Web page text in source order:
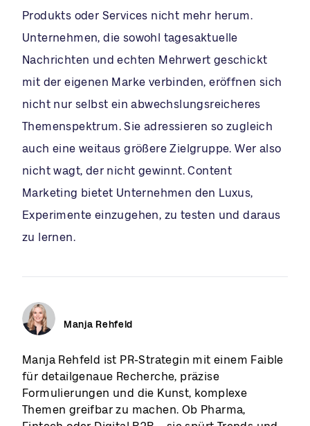
Produkts oder Services nicht mehr herum.
Unternehmen, die sowohl tagesaktuelle
Nachrichten und echten Mehrwert geschickt
mit der eigenen Marke verbinden, eröffnen sich
nicht nur selbst ein abwechslungsreicheres
Themenspektrum. Sie adressieren so zugleich
auch eine weitaus größere Zielgruppe. Wer also
nicht wagt, der nicht gewinnt. Content
Marketing bietet Unternehmen den Luxus,
Experimente einzugehen, zu testen und daraus
zu lernen.
Manja Rehfeld
Manja Rehfeld ist PR-Strategin mit einem Faible
für detailgenaue Recherche, präzise
Formulierungen und die Kunst, komplexe
Themen greifbar zu machen. Ob Pharma,